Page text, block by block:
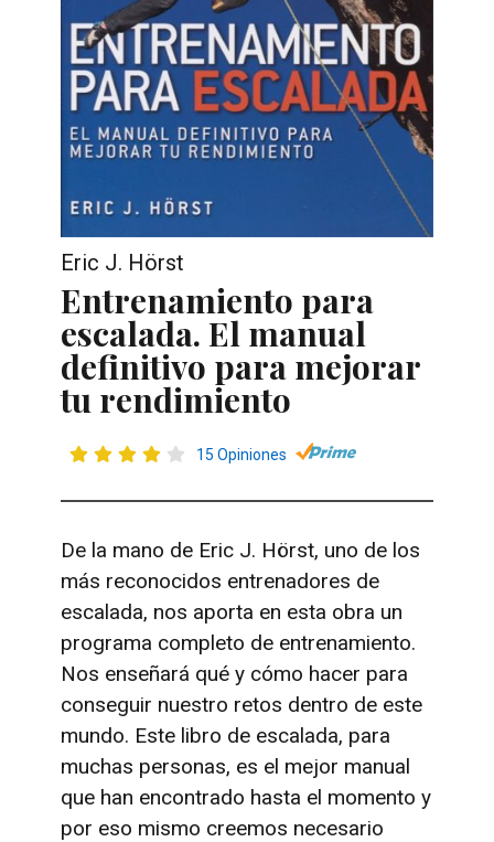
Eric J. Hörst
Entrenamiento para
escalada. El manual
definitivo para mejorar
tu rendimiento
15 Opiniones
De la mano de Eric J. Hörst, uno de los
más reconocidos entrenadores de
escalada, nos aporta en esta obra un
programa completo de entrenamiento.
Nos enseñará qué y cómo hacer para
conseguir nuestro retos dentro de este
mundo. Este libro de escalada, para
muchas personas, es el mejor manual
que han encontrado hasta el momento y
por eso mismo creemos necesario